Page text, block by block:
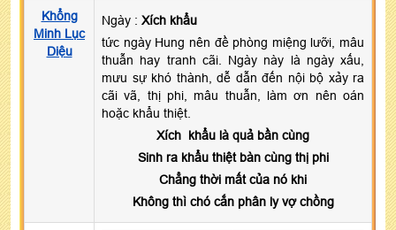
Khổng
Minh Lục
Diệu
Ngày : Xích khẩu
tức ngày Hung nên đề phòng miệng lưỡi, mâu
thuẫn hay tranh cãi. Ngày này là ngày xấu,
mưu sự khó thành, dễ dẫn đến nội bộ xảy ra
cãi vã, thị phi, mâu thuẫn, làm ơn nên oán
hoặc khẩu thiệt.
Xích khẩu là quả bần cùng
Sinh ra khẩu thiệt bàn cùng thị phi
Chẳng thời mất của nó khi
Không thì chó cắn phân ly vợ chồng